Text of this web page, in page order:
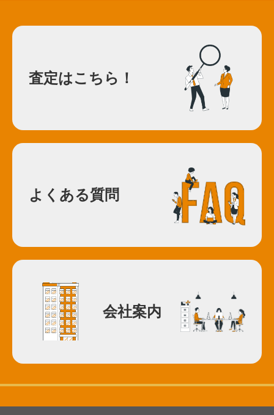
査定はこちら！
よくある質問
会社案内